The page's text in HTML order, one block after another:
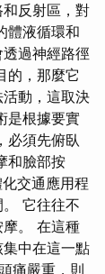
反射區，對
體液循環和
過神經路徑
的，那麼它
動，這取決
是根據要實
必須先俯臥
和臉部按
交通應用程
它往往不
。 在這種
中在這一點
痛嚴重，則